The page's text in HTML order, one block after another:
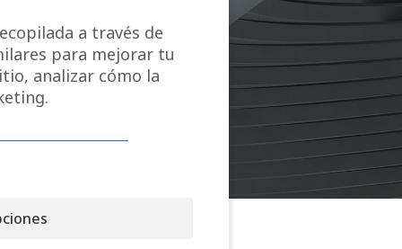
a través de
para mejorar tu
analizar cómo la